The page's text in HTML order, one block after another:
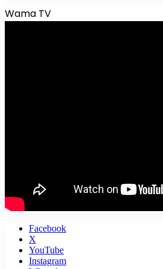
Wama TV
Facebook
X
YouTube
Instagram